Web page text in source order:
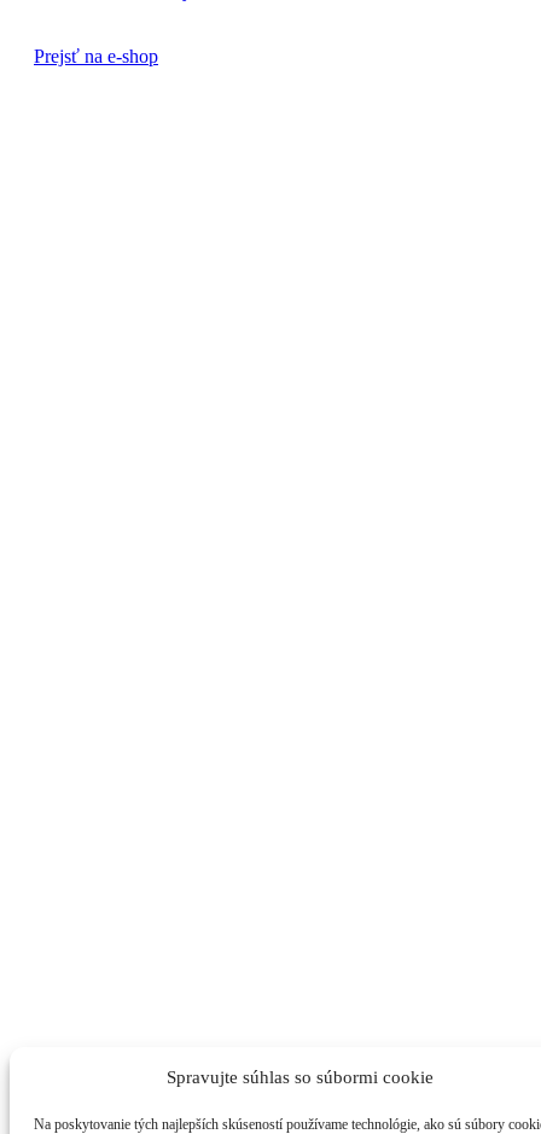
Spravujte súhlas so súbormi cookie
Na poskytovanie tých najlepších skúseností používame technológie, ako sú súbory
Prejsť na e-shop